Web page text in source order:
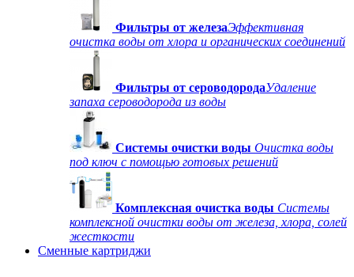
Фильтры от железаЭффективная
очистка воды от хлора и органических соединений
Фильтры от сероводородаУдаление
запаха сероводорода из воды
Системы очистки воды Очистка воды
под ключ с помощью готовых решений
Комплексная очистка воды Системы
комплексной очистки воды от железа, хлора, солей
жесткости
Сменные картриджи